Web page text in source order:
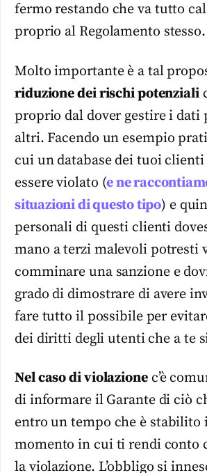
fermo restando che va tutto
proprio al Regolamento stesso.
Molto importante è a tal
riduzione dei rischi potenziali
proprio dal dover gestire i dati
altri. Facendo un esempio
cui un database dei tuoi clienti
essere violato (e ne
situazioni di questo tipo) e
personali di questi clienti
mano a terzi malevoli potresti
comminare una sanzione e
grado di dimostrare di avere
fare tutto il possibile per
dei diritti degli utenti che a te
Nel caso di violazionec’è
di informare il Garante di ciò
entro un tempo che è stabilito
momento in cui ti rendi conto
la violazione. L’obbligo si